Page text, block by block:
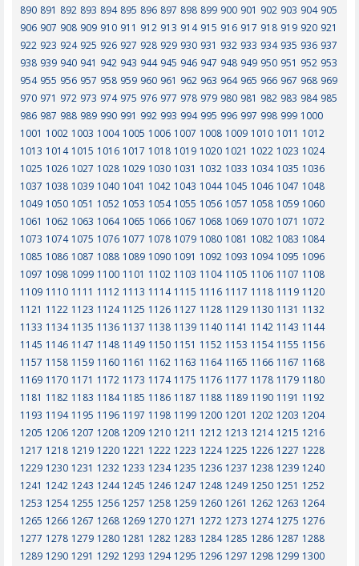
890 891 892 893 894 895 896 897 898 899 900 901 902 903 904 905
906 907 908 909 910 911 912 913 914 915 916 917 918 919 920 921
922 923 924 925 926 927 928 929 930 931 932 933 934 935 936 937
938 939 940 941 942 943 944 945 946 947 948 949 950 951 952 953
954 955 956 957 958 959 960 961 962 963 964 965 966 967 968 969
970 971 972 973 974 975 976 977 978 979 980 981 982 983 984 985
986 987 988 989 990 991 992 993 994 995 996 997 998 999 1000
1001 1002 1003 1004 1005 1006 1007 1008 1009 1010 1011 1012
1013 1014 1015 1016 1017 1018 1019 1020 1021 1022 1023 1024
1025 1026 1027 1028 1029 1030 1031 1032 1033 1034 1035 1036
1037 1038 1039 1040 1041 1042 1043 1044 1045 1046 1047 1048
1049 1050 1051 1052 1053 1054 1055 1056 1057 1058 1059 1060
1061 1062 1063 1064 1065 1066 1067 1068 1069 1070 1071 1072
1073 1074 1075 1076 1077 1078 1079 1080 1081 1082 1083 1084
1085 1086 1087 1088 1089 1090 1091 1092 1093 1094 1095 1096
1097 1098 1099 1100 1101 1102 1103 1104 1105 1106 1107 1108
1109 1110 1111 1112 1113 1114 1115 1116 1117 1118 1119 1120
1121 1122 1123 1124 1125 1126 1127 1128 1129 1130 1131 1132
1133 1134 1135 1136 1137 1138 1139 1140 1141 1142 1143 1144
1145 1146 1147 1148 1149 1150 1151 1152 1153 1154 1155 1156
1157 1158 1159 1160 1161 1162 1163 1164 1165 1166 1167 1168
1169 1170 1171 1172 1173 1174 1175 1176 1177 1178 1179 1180
1181 1182 1183 1184 1185 1186 1187 1188 1189 1190 1191 1192
1193 1194 1195 1196 1197 1198 1199 1200 1201 1202 1203 1204
1205 1206 1207 1208 1209 1210 1211 1212 1213 1214 1215 1216
1217 1218 1219 1220 1221 1222 1223 1224 1225 1226 1227 1228
1229 1230 1231 1232 1233 1234 1235 1236 1237 1238 1239 1240
1241 1242 1243 1244 1245 1246 1247 1248 1249 1250 1251 1252
1253 1254 1255 1256 1257 1258 1259 1260 1261 1262 1263 1264
1265 1266 1267 1268 1269 1270 1271 1272 1273 1274 1275 1276
1277 1278 1279 1280 1281 1282 1283 1284 1285 1286 1287 1288
1289 1290 1291 1292 1293 1294 1295 1296 1297 1298 1299 1300